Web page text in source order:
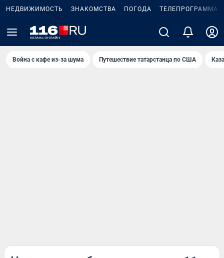
НЕДВИЖИМОСТЬ ЗНАКОМСТВА ПОГОДА ТЕЛЕПРОГРАММА
Война с кафе из-за шума Путешествие татарстанца по США